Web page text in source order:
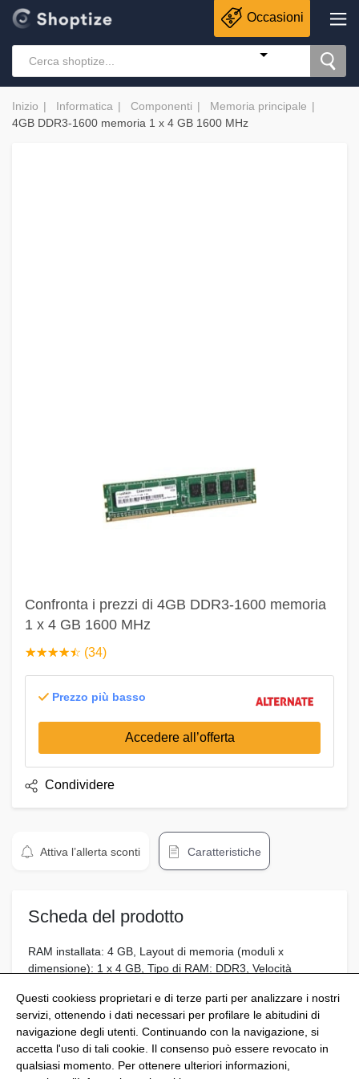
Occasioni
Inizio Informatica Componenti
Memoria principale
4GB DDR3-1600 memoria 1 x 4 GB 1600 MHz
Confronta i prezzi di 4GB DDR3-1600 memoria
1 x 4 GB 1600 MHz
☆☆☆☆☆
★★★★★ (34)
Prezzo più basso
Accedere all’offerta
Condividere
Attiva l’allerta sconti Caratteristiche
Scheda del prodotto
RAM installata: 4 GB, Layout di memoria (moduli x
dimensione): 1 x 4 GB, Tipo di RAM: DDR3, Velocità
@Shoptize 2026
Questi cookiess proprietari e di terze parti per analizzare i nostri
servizi, ottenendo i dati necessari per profilare le abitudini di
navigazione degli utenti. Continuando con la navigazione, si
accetta l'uso di tali cookie. Il consenso può essere revocato in
qualsiasi momento. Per ottenere ulteriori informazioni,